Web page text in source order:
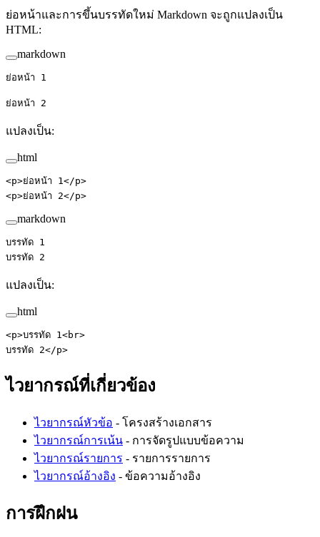
ย่อหน้าและการขึ้นบรรทัดใหม่ Markdown จะถูกแปลงเป็น
HTML:
markdown
ย่อหน้า 1
ย่อหน้า 2
แปลงเป็น:
html
<p>ย่อหน้า 1</p>
<p>ย่อหน้า 2</p>
markdown
บรรทัด 1
บรรทัด 2
แปลงเป็น:
html
<p>บรรทัด 1<br>
บรรทัด 2</p>
ไวยากรณ์ที่เกี่ยวข้อง
ไวยากรณ์หัวข้อ - โครงสร้างเอกสาร
ไวยากรณ์การเน้น - การจัดรูปแบบข้อความ
ไวยากรณ์รายการ - รายการรายการ
ไวยากรณ์อ้างอิง - ข้อความอ้างอิง
การฝึกฝน